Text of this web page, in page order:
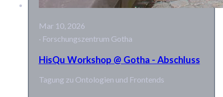
Mar 10, 2026
· Forschungszentrum Gotha
HisQu Workshop @ Gotha - Abschluss
Tagung zu Ontologien und Frontends